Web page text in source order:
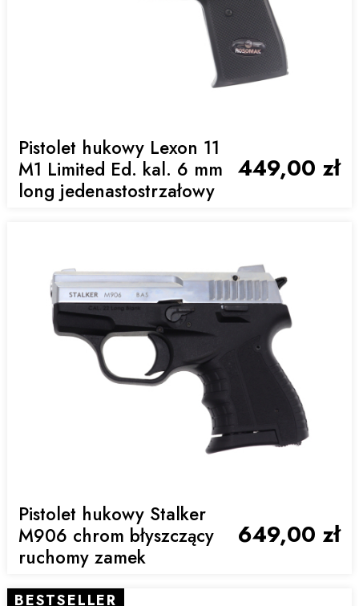
Pistolet hukowy Lexon 11
M1 Limited Ed. kal. 6 mm
long jedenastostrzałowy
449,00 zł
Pistolet hukowy Stalker
M906 chrom błyszczący
ruchomy zamek
649,00 zł
BESTSELLER